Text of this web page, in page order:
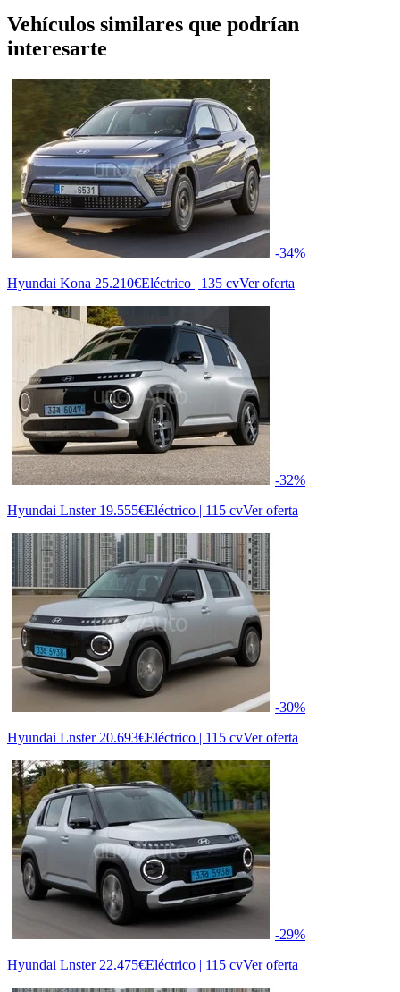
Vehículos similares que podrían
interesarte
-34%
Hyundai Kona 25.210€Eléctrico | 135 cvVer oferta
-32%
Hyundai Lnster 19.555€Eléctrico | 115 cvVer oferta
-30%
Hyundai Lnster 20.693€Eléctrico | 115 cvVer oferta
-29%
Hyundai Lnster 22.475€Eléctrico | 115 cvVer oferta